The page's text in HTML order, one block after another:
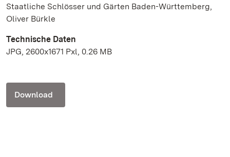
Staatliche Schlösser und Gärten Baden-Württemberg,
Oliver Bürkle
Technische Daten
JPG, 2600x1671 Pxl, 0.26 MB
Download